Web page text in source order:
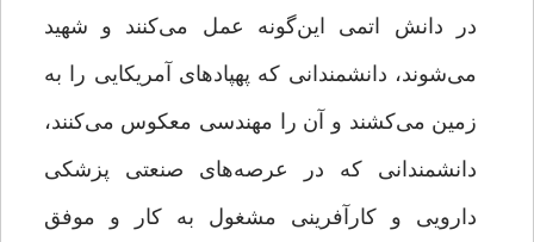
در دانش اتمی این‌گونه عمل می‌کنند و شهید
می‌شوند، دانشمندانی که پهپادهای آمریکایی را به
زمین می‌کشند و آن را مهندسی معکوس می‌کنند،
دانشمندانی که در عرصه‌های صنعتی پزشکی
دارویی و کارآفرینی مشغول به کار و موفق